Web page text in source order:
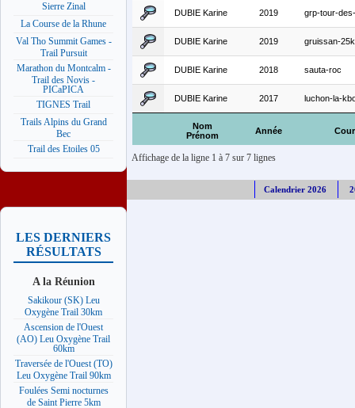
Sierre Zinal
La Course de la Rhune
Val Tho Summit Games -
Trail Pursuit
Marathon du Montcalm -
Trail des Novis -
PICaPICA
TIGNES Trail
Trails Alpins du Grand
Bec
Trail des Etoiles 05
LES DERNIERS
RÉSULTATS
A la Réunion
Sakikour (SK) Leu
Oxygène Trail 30km
Ascension de l'Ouest
(AO) Leu Oxygène Trail
60km
Traversée de l'Ouest (TO)
Leu Oxygène Trail 90km
Foulées Semi nocturnes
de Saint Pierre 5km
Nom
Prénom
Année
DUBIE Karine 2019 grp-tour-
DUBIE Karine 2019 gruissan-
DUBIE Karine 2018 sauta-roc
DUBIE Karine 2017 luchon-la-
Affichage de la ligne 1 à 7 sur 7 lignes
Calendrier 2026